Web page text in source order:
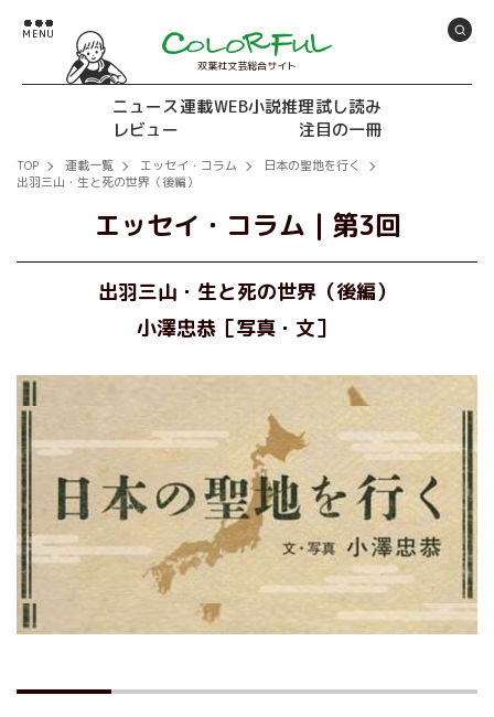
双葉社文芸総合サイト
ニュース連載WEB小説推理試し読み
レビュー
注目の一冊
TOP 連載一覧 エッセイ・コラム
日本の聖地を行く
出羽三山・生と死の世界（後編）
エッセイ・コラム ｜ 第3回
出羽三山・生と死の世界（後編）
小澤忠恭［写真・文］